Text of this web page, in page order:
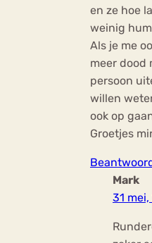
en ze hoe
weinig
Als je me
meer dood
persoon
willen
ook op
Groetjes
Mark
31 mei,